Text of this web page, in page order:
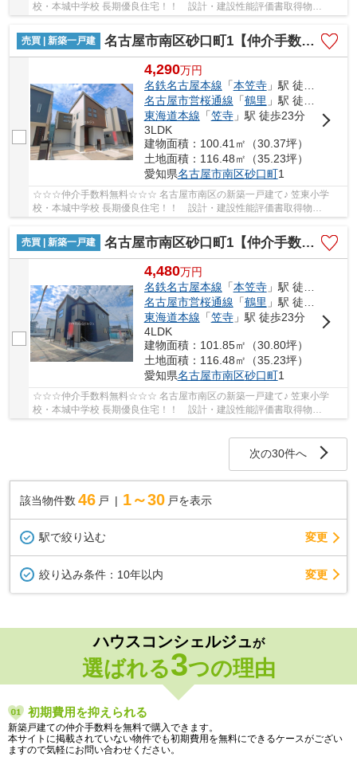
校・本城中学校 長期優良住宅！！ 設計・建設性能評価書取得物
売買 | 新築一戸建
名古屋市南区砂口町1【仲介手数料無料】新築一戸建て
4,290万円
名鉄名古屋本線 「本笠寺」駅 徒歩14分
名古屋市営桜通線 「鶴里 」駅 徒歩18分
東海道本線 「笠寺」駅 徒歩23分
3LDK
建物面積：100.41㎡（30.37坪）
土地面積：116.48㎡（35.23坪）
愛知県名古屋市南区砂口町1
☆☆☆仲介手数料無料☆☆☆ 名古屋市南区の新築一戸建て♪ 笠東小学
校・本城中学校 長期優良住宅！！ 設計・建設性能評価書取得物
売買 | 新築一戸建
名古屋市南区砂口町1【仲介手数料無料】新築一戸建て
4,480万円
名鉄名古屋本線 「本笠寺」駅 徒歩14分
名古屋市営桜通線 「鶴里 」駅 徒歩18分
東海道本線 「笠寺」駅 徒歩23分
4LDK
建物面積：101.85㎡（30.80坪）
土地面積：116.48㎡（35.23坪）
愛知県名古屋市南区砂口町1
☆☆☆仲介手数料無料☆☆☆ 名古屋市南区の新築一戸建て♪ 笠東小学
校・本城中学校 長期優良住宅！！ 設計・建設性能評価書取得物
次の30件へ
該当物件数 46 戸 1～30 戸を表示
駅で絞り込む 変更
絞り込み条件： 10年以内 変更
ハウスコンシェルジュが
選ばれる3つの理由
初期費用を抑えられる
新築戸建ての仲介手数料を無料で購入できます。
本サイトに掲載されていない物件でも初期費用を無料にできるケースがござい
ますので気軽にお問い合わせください。